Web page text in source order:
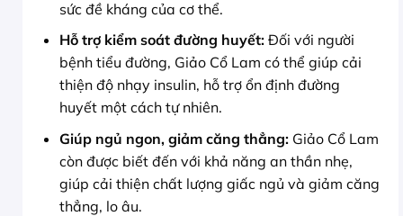
sức đề kháng của cơ thể.
Hỗ trợ kiểm soát đường huyết:Đối với người
bệnh tiểu đường, Giảo Cổ Lam có thể giúp cải
thiện độ nhạy insulin, hỗ trợ ổn định đường
huyết một cách tự nhiên.
Giúp ngủ ngon, giảm căng thẳng:Giảo Cổ Lam
còn được biết đến với khả năng an thần nhẹ,
giúp cải thiện chất lượng giấc ngủ và giảm căng
thẳng, lo âu.